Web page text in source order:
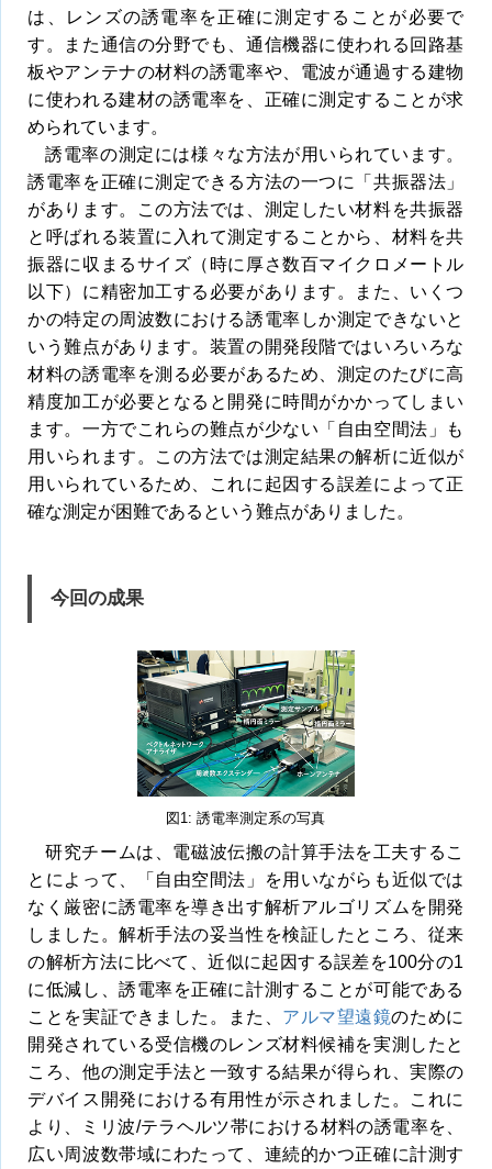
は、レンズの誘電率を正確に測定することが必要で
す。また通信の分野でも、通信機器に使われる回路基
板やアンテナの材料の誘電率や、電波が通過する建物
に使われる建材の誘電率を、正確に測定することが求
められています。
誘電率の測定には様々な方法が用いられています。
誘電率を正確に測定できる方法の一つに「共振器法」
があります。この方法では、測定したい材料を共振器
と呼ばれる装置に入れて測定することから、材料を共
振器に収まるサイズ（時に厚さ数百マイクロメートル
以下）に精密加工する必要があります。また、いくつ
かの特定の周波数における誘電率しか測定できないと
いう難点があります。装置の開発段階ではいろいろな
材料の誘電率を測る必要があるため、測定のたびに高
精度加工が必要となると開発に時間がかかってしまい
ます。一方でこれらの難点が少ない「自由空間法」も
用いられます。この方法では測定結果の解析に近似が
用いられているため、これに起因する誤差によって正
確な測定が困難であるという難点がありました。
今回の成果
図1: 誘電率測定系の写真
研究チームは、電磁波伝搬の計算手法を工夫するこ
とによって、「自由空間法」を用いながらも近似では
なく厳密に誘電率を導き出す解析アルゴリズムを開発
しました。解析手法の妥当性を検証したところ、従来
の解析方法に比べて、近似に起因する誤差を100分の1
に低減し、誘電率を正確に計測することが可能である
ことを実証できました。また、 アルマ望遠鏡のために
開発されている受信機のレンズ材料候補を実測したと
ころ、他の測定手法と一致する結果が得られ、実際の
デバイス開発における有用性が示されました。これに
より、ミリ波/テラヘルツ帯における材料の誘電率を、
広い周波数帯域にわたって、連続的かつ正確に計測す